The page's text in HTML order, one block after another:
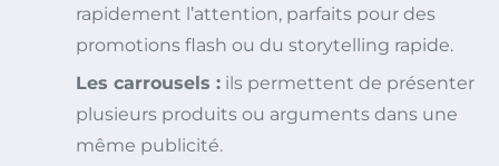
rapidement l’attention, parfaits pour des
promotions flash ou du storytelling rapide.
Les carrousels : ils permettent de présenter
plusieurs produits ou arguments dans une
même publicité.